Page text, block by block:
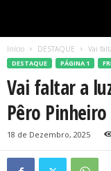
Início DESTAQUE Vai
DESTAQUE PÁGINA 1
Vai faltar a
Pêro Pinheiro
18 de Dezembro, 2025